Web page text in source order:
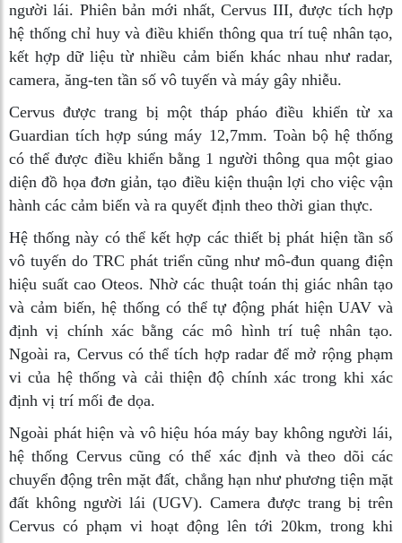
người lái. Phiên bản mới nhất, Cervus III, được tích hợp
hệ thống chỉ huy và điều khiển thông qua trí tuệ nhân tạo,
kết hợp dữ liệu từ nhiều cảm biến khác nhau như radar,
camera, ăng-ten tần số vô tuyến và máy gây nhiễu.
Cervus được trang bị một tháp pháo điều khiển từ xa
Guardian tích hợp súng máy 12,7mm. Toàn bộ hệ thống
có thể được điều khiển bằng 1 người thông qua một giao
diện đồ họa đơn giản, tạo điều kiện thuận lợi cho việc vận
hành các cảm biến và ra quyết định theo thời gian thực.
Hệ thống này có thể kết hợp các thiết bị phát hiện tần số
vô tuyến do TRC phát triển cũng như mô-đun quang điện
hiệu suất cao Oteos. Nhờ các thuật toán thị giác nhân tạo
và cảm biến, hệ thống có thể tự động phát hiện UAV và
định vị chính xác bằng các mô hình trí tuệ nhân tạo.
Ngoài ra, Cervus có thể tích hợp radar để mở rộng phạm
vi của hệ thống và cải thiện độ chính xác trong khi xác
định vị trí mối đe dọa.
Ngoài phát hiện và vô hiệu hóa máy bay không người lái,
hệ thống Cervus cũng có thể xác định và theo dõi các
chuyển động trên mặt đất, chẳng hạn như phương tiện mặt
đất không người lái (UGV). Camera được trang bị trên
Cervus có phạm vi hoạt động lên tới 20km, trong khi